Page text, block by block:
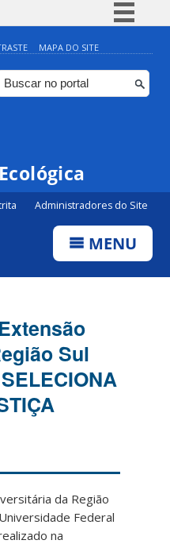
Simplifique!
Comunica BR
Participe
Canais
MAPA DO SITE
Administradores do Site
MENU
Sul
da Região
Federal
na